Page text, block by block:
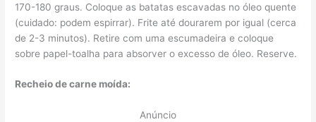
170-180 graus. Coloque as batatas escavadas no óleo quente
(cuidado: podem espirrar). Frite até dourarem por igual (cerca
de 2-3 minutos). Retire com uma escumadeira e coloque
sobre papel-toalha para absorver o excesso de óleo. Reserve.
Recheio de carne moída:
Anúncio